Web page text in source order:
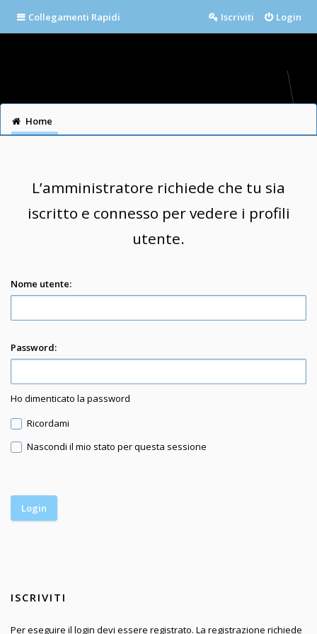
Collegamenti Rapidi Login
Iscriviti
Home
L’amministratore richiede che tu sia
iscritto e connesso per vedere i profili
utente.
Nome utente:
Password:
Ho dimenticato la password
Ricordami
Nascondi il mio stato per questa sessione
ISCRIVITI
Per eseguire il login devi essere registrato. La registrazione richiede